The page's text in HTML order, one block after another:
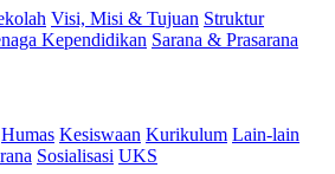
Visi, Misi & Tujuan Struktur
Kependidikan Sarana & Prasarana
Humas Kesiswaan Kurikulum Lain-lain
Sosialisasi UKS